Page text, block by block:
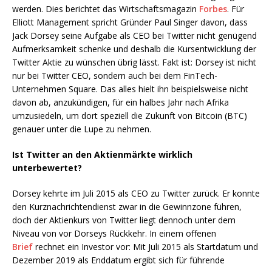
werden. Dies berichtet das Wirtschaftsmagazin Forbes. Für
Elliott Management spricht Gründer Paul Singer davon, dass
Jack Dorsey seine Aufgabe als CEO bei Twitter nicht genügend
Aufmerksamkeit schenke und deshalb die Kursentwicklung der
Twitter Aktie zu wünschen übrig lässt. Fakt ist: Dorsey ist nicht
nur bei Twitter CEO, sondern auch bei dem FinTech-
Unternehmen Square. Das alles hielt ihn beispielsweise nicht
davon ab, anzukündigen, für ein halbes Jahr nach Afrika
umzusiedeln, um dort speziell die Zukunft von Bitcoin (BTC)
genauer unter die Lupe zu nehmen.
Ist Twitter an den Aktienmärkte wirklich
unterbewertet?
Dorsey kehrte im Juli 2015 als CEO zu Twitter zurück. Er konnte
den Kurznachrichtendienst zwar in die Gewinnzone führen,
doch der Aktienkurs von Twitter liegt dennoch unter dem
Niveau von vor Dorseys Rückkehr. In einem offenen
Brief rechnet ein Investor vor: Mit Juli 2015 als Startdatum und
Dezember 2019 als Enddatum ergibt sich für führende